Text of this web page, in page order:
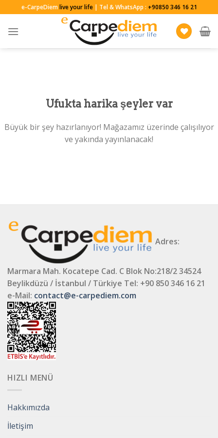
to
content
e-CarpeDiemlive your life| Tel & WhatsApp : +90850 346 16 21
Ufukta harika şeyler var
Büyük bir şey hazırlanıyor! Mağazamız üzerinde çalışılıyor
ve yakında yayınlanacak!
Adres:
Marmara Mah. Kocatepe Cad. C Blok No:218/2 34524
Beylikdüzü / İstanbul / Türkiye Tel: +90 850 346 16 21
e-Mail: contact@e-carpediem.com
HIZLI MENÜ
Hakkımızda
İletişim